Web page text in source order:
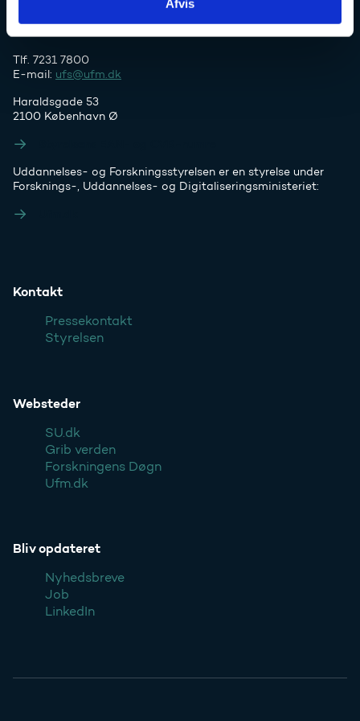
Afvis
Tlf. 7231 7800
E-mail: ufs@ufm.dk
Haraldsgade 53
2100 København Ø
Uddannelses- og Forskningsstyrelsen er en styrelse under
Forsknings-, Uddannelses- og Digitaliseringsministeriet:
Kontakt
Pressekontakt
Styrelsen
Websteder
SU.dk
Grib verden
Forskningens Døgn
Ufm.dk
Bliv opdateret
Nyhedsbreve
Job
LinkedIn